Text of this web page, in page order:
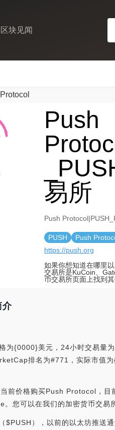
区块见闻
Push
易所
Push
PUSH Push
https://push.org
如果你想知道在哪里
交易所是KuCoin、
币交易所页面上找到其
为{0000}美元，24小时交易量
排名为#771，实际市值
前价格购买Push Protocol，
您可以在我们的加密货币交易
$PUSH），以前的以太坊推送